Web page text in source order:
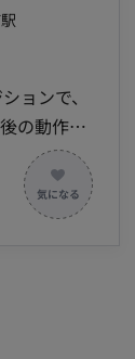
ダクト
1名 ・
ー（出
miro
） 〇
織です
アライ
ョンで、
の動作確
SNSプラ
今後は
理から画